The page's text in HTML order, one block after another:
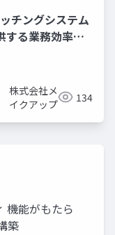
チングシステム
する業務効率化
株式会社メ
イクアップ
134
機能がもたら
築